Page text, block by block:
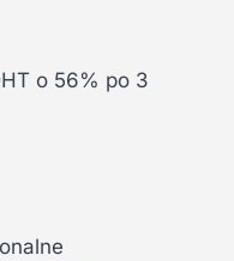
o 56% po 3